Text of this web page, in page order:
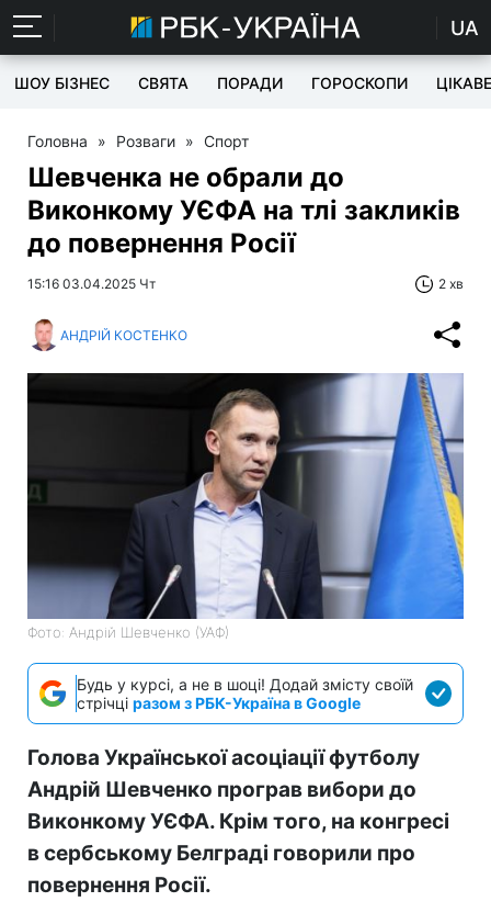
UA
ШОУ БІЗНЕС СВЯТА ПОРАДИ ГОРОСКОПИ ЦІКАВЕ
Головна » Розваги » Спорт
Шевченка не обрали до
Виконкому УЄФА на тлі закликів
до повернення Росії
15:16 03.04.2025 Чт 2 хв
АНДРІЙ КОСТЕНКО
Фото: Андрій Шевченко (УАФ)
Будь у курсі, а не в шоці! Додай змісту своїй
стрічці разом з РБК-Україна в Google
Голова Української асоціації футболу
Андрій Шевченко програв вибори до
Виконкому УЄФА. Крім того, на конгресі
в сербському Белграді говорили про
повернення Росії.